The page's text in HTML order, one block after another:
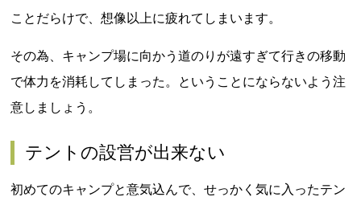
ことだらけで、想像以上に疲れてしまいます。
その為、キャンプ場に向かう道のりが遠すぎて行きの移動
で体力を消耗してしまった。ということにならないよう注
意しましょう。
テントの設営が出来ない
初めてのキャンプと意気込んで、せっかく気に入ったテン